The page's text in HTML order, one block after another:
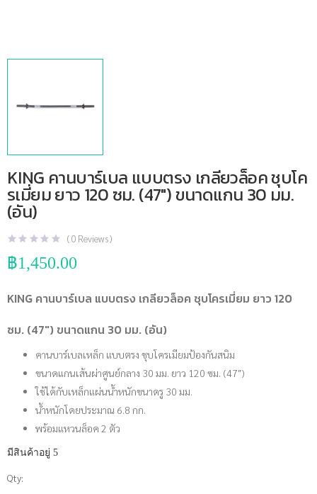
KING คานบาร์เบล แบบตรง เกลียวล็อค ชุบโค
รเมี่ยม ยาว 120 ซม. (47″) ขนาดแกน 30 มม.
(อัน)
(0 Reviews )
฿1,450.00
KING คานบาร์เบล แบบตรง เกลียวล็อค ชุบโครเมี่ยม ยาว 120
ซม. (47″) ขนาดแกน 30 มม. (อัน)
คานบาร์เบลเหล็ก แบบตรง ชุบโครเมียมป้องกันสนิม
ขนาดแกนเส้นผ่าศูนย์กลาง 30 มม. ยาว 120 ซม. (47″)
ใช้ได้กับเหล็กแผ่นน้ำหนักขนาดรู 30 มม.
น้ำหนักโดยประมาณ 6.8 กก.
พร้อมแหวนล็อค 2 ตัว
มีสินค้าอยู่ 5
Qty:
จำนวน